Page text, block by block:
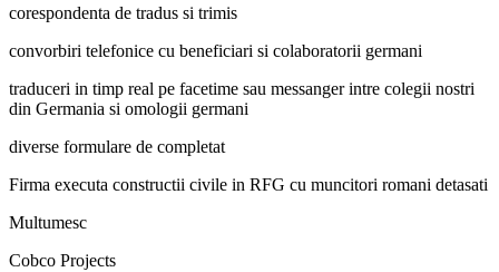
corespondenta de tradus si trimis
convorbiri telefonice cu beneficiari si colaboratorii germani
traduceri in timp real pe facetime sau messanger intre colegii nostri
din Germania si omologii germani
diverse formulare de completat
Firma executa constructii civile in RFG cu muncitori romani detasati
Multumesc
Cobco Projects